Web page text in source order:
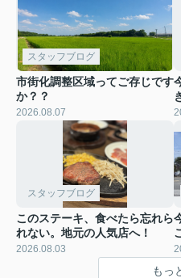
スタッフブログ
市街化調整区域ってご存じです
か？？
2026.08.07
スタッフブログ
このステーキ、食べたら忘れら
れない。地元の人気店へ！
2026.08.03
もっ